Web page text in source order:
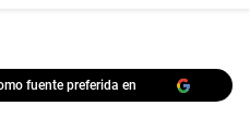
fuente preferida en